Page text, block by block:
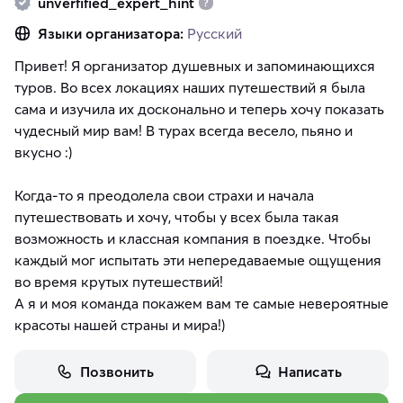
Языки организатора: Русский
Привет! Я организатор душевных и запоминающихся
туров. Во всех локациях наших путешествий я была
сама и изучила их досконально и теперь хочу показать
чудесный мир вам! В турах всегда весело, пьяно и
вкусно :)
Когда-то я преодолела свои страхи и начала
путешествовать и хочу, чтобы у всех была такая
возможность и классная компания в поездке. Чтобы
каждый мог испытать эти непередаваемые ощущения
во время крутых путешествий!
А я и моя команда покажем вам те самые невероятные
красоты нашей страны и мира!)
Позвонить Написать